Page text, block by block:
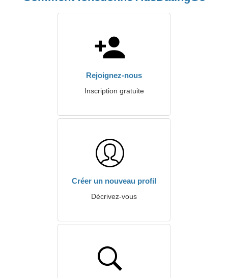
Rejoignez-nous
Inscription gratuite
Créer un nouveau profil
Décrivez-vous